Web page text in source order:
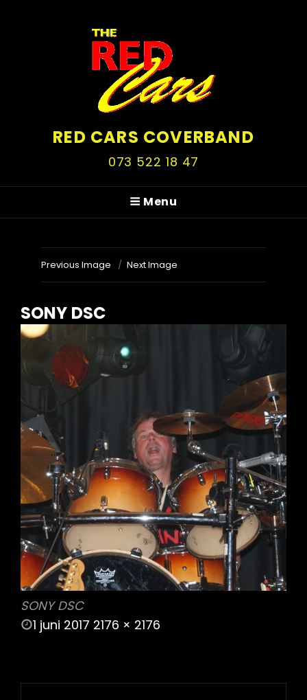
RED CARS COVERBAND
073 522 18 47
Menu
Previous Image Next Image
SONY DSC
SONY DSC
POSTED
1 juni 2017 2176 × 2176